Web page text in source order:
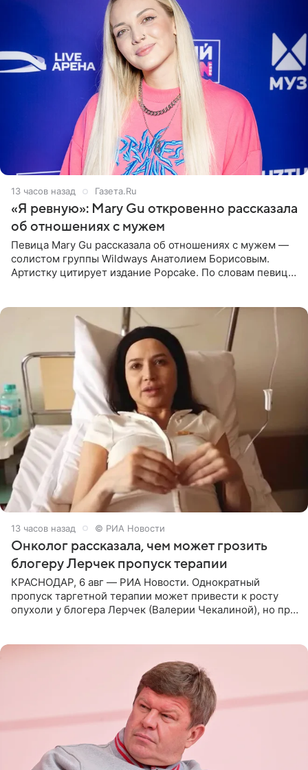
13 часов назад Газета.Ru
«Я ревную»: Mary Gu откровенно рассказала
об отношениях с мужем
Певица Mary Gu рассказала об отношениях с мужем —
солистом группы Wildways Анатолием Борисовым.
Артистку цитирует издание Popcake. По словам певицы,
13 часов назад © РИА Новости
Онколог рассказала, чем может грозить
блогеру Лерчек пропуск терапии
КРАСНОДАР, 6 авг — РИА Новости. Однократный
пропуск таргетной терапии может привести к росту
опухоли у блогера Лерчек (Валерии Чекалиной), но при